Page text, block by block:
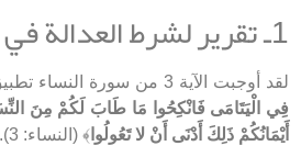
1ـ تقرير لشرط العدالة في تعدّد الزوجات في الفقه
لقد أوجبت الآية 3 من سورة النساء تطبيق العدالة بين الزوجات؛ إذ يقول تعالى: ﴿
فِي الْيَتَامَى فَانْكِحُوا مَا طَابَ لَكُمْ مِنَ
أَيْمَانُكُمْ ذَلِكَ أَدْنَى أَنْ لا تَعُولُوا ﴾ (النساء: 3).